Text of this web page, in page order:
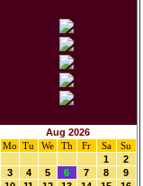
Aug 2026
Mo
Tu We Th Fr Sa
Su
1
2
3
4 5 6 7 8
9